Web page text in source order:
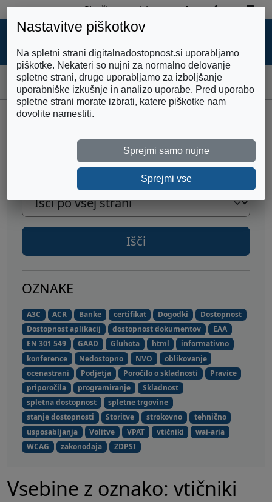
Nastavitve piškotkov
Na spletni strani digitalnadostopnost.si uporabljamo
piškotke. Nekateri so nujni za normalno delovanje
spletne strani, druge uporabljamo za izboljšanje
uporabniške izkušnje in analizo uporabe. Pred uporabo
spletne strani morate izbrati, katere piškotke nam
dovolite namestiti.
Sprejmi samo nujne
Sprejmi vse
Skoči na vsebino Zemljevid strani
Preklopi
DIGITALNA
DOSTOPNOST
Domov vtičniki
Poišči iskalni pojem oz. ključno besedo ali besedno
OZNAKE
A3C ACR Banke certifikat Dogodki
Dostopnost
Dostopnost aplikacij
dostopnost dokumentov
EAA
EN 301 549
GAAD Gluhota html
informativno
konference
Nedostopno NVO
oblikovanje
ocenastrani
Podjetja Poročilo o skladnosti
Pravice
priporočila
programiranje
Skladnost
spletna dostopnost
spletne trgovine
stanje dostopnosti
Storitve strokovno
tehnično
usposabljanja
Volitve VPAT vtičniki
wai-aria
WCAG
zakonodaja ZDPSI
Vsebine z oznako: vtičniki